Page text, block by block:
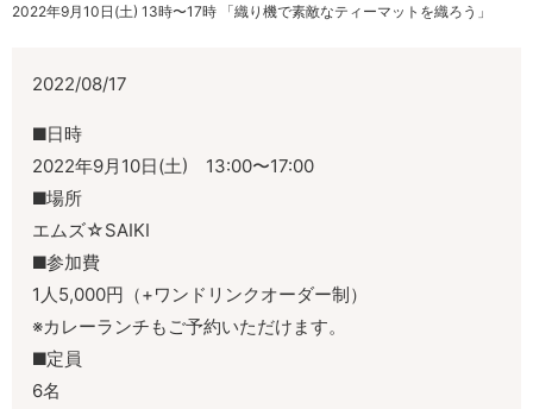
2022年9月10日(土) 13時〜17時 「織り機で素敵なティーマットを織ろう」
2022/08/17
日時
2022年9月10日(土) 13:00〜17:00
場所
エムズ☆SAIKI
参加費
1人5,000円（+ワンドリンクオーダー制）
※カレーランチもご予約いただけます。
定員
6名